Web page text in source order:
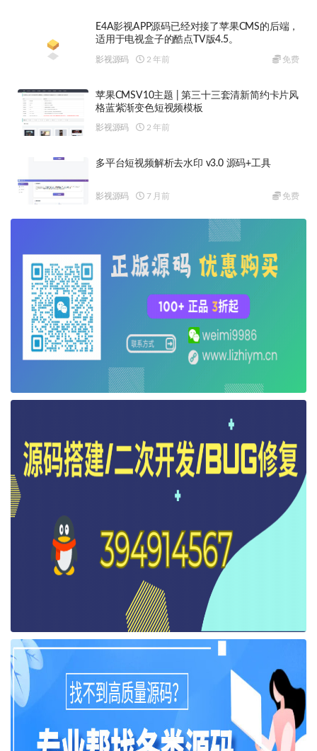
E4A影视APP源码已经对接了苹果CMS的后端，
适用于电视盒子的酷点TV版4.5。
影视源码 2 年前 免费
苹果CMSV10主题 | 第三十三套清新简约卡片风
格蓝紫渐变色短视频模板
影视源码 2 年前
多平台短视频解析去水印 v3.0 源码+工具
影视源码 7 月前 免费